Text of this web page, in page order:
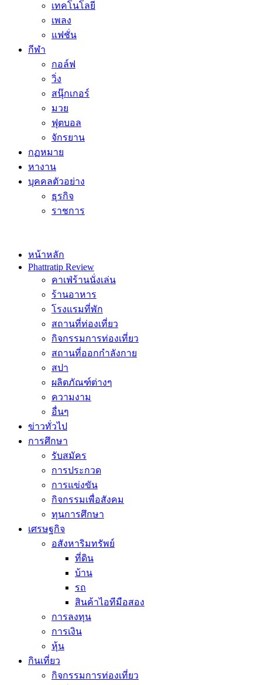
เทคโนโลยี
เพลง
แฟชั่น
กีฬา
กอล์ฟ
วิ่ง
สนุ๊กเกอร์
มวย
ฟุตบอล
จักรยาน
กฏหมาย
หางาน
บุคคลตัวอย่าง
ธุรกิจ
ราชการ
หน้าหลัก
Phattratip Review
คาเฟ่ร้านนั่งเล่น
ร้านอาหาร
โรงแรมที่พัก
สถานที่ท่องเที่ยว
กิจกรรมการท่องเที่ยว
สถานที่ออกกำลังกาย
สปา
ผลิตภัณฑ์ต่างๆ
ความงาม
อื่นๆ
ข่าวทั่วไป
การศึกษา
รับสมัคร
การประกวด
การแข่งขัน
กิจกรรมเพื่อสังคม
ทุนการศึกษา
เศรษฐกิจ
อสังหาริมทรัพย์
ที่ดิน
บ้าน
รถ
สินค้าไอทีมือสอง
การลงทุน
การเงิน
หุ้น
กินเที่ยว
กิจกรรมการท่องเที่ยว